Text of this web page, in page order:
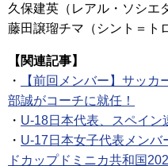
久保建英（レアル・ソシエ
藤田譲瑠チマ（シント＝ト
【関連記事】
・
【前回メンバー】サッ
部誠がコーチに就任！
・ U-18日本代表、スペイン
・ U-17日本女子代表メンバ
ドカップドミニカ共和国